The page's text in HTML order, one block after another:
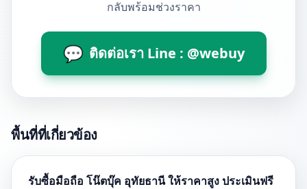
กลับพร้อมช่วงราคา
💬 ติดต่อเรา Line : @webuy
พื้นที่ที่เกี่ยวข้อง
รับซื้อมือถือ โน๊ตบุ๊ค อุทัยธานี ให้ราคาสูง ประเมินฟรี